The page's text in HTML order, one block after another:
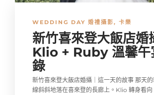
WEDDING DAY 婚禮攝影, 卡樂
新竹喜來登大飯店婚
Klio + Ruby 溫馨午
錄
新竹喜來登大飯店婚攝｜這一天的故事 那天
線斜斜地落在喜來登的長廊上。Klio 轉身看